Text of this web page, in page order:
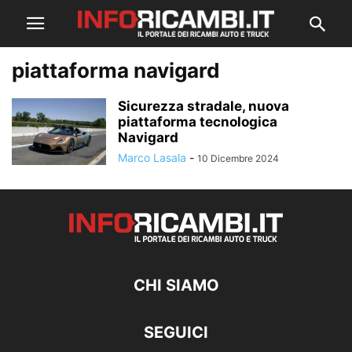
piattaforma navigard
Sicurezza stradale, nuova
piattaforma tecnologica
Navigard
Marco Lasala - 10 Dicembre 2024
CHI SIAMO
SEGUICI